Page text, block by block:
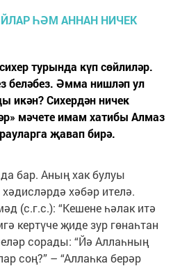
турында күп сөйлиләр.
беләбез. Әмма нишләп ул
икән? Сихердән ничек
мәчете имам хатибы Алмаз
җавап бирә.
бар. Аның хак булуы
хәбәр ителә.
(с.г.с.): “Кешене һәлак итә
кертүче җиде зур гөнаһтан
сорады: “Йә Аллаһның
соң?” – “Аллаһка берәр